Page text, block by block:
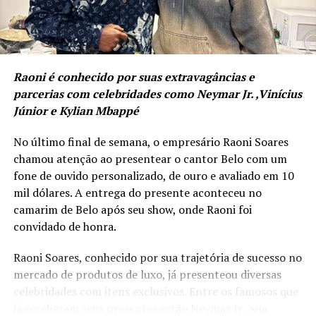
o Estado repensar a importância do protagonismo
feminino negro e popular na construção de uma
sociedade mais democrática”, afirma Nathê Ferreira.
Dessa forma, a composição do mural os rostos das duas
performance. Uma analogia direta ao empresário
moderno que entende que sua mente, seu corpo e seu
negócio precisam operar em sintonia e alto rendimento.
“Esta temporada colocará Balneário Camboriú em
um setor de destaque no turismo náutico do Brasil,
contribuindo diretamente para impulsionar a
economia local. O município se preparou para
ampliar o turismo de cruzeiros e oferecer uma
experiência turística de altíssima qualidade”,
afirmou o secretário de Turismo, Evandro Neiva.
Raoni é conhecido por suas extravagâncias e
parcerias com celebridades como Neymar Jr. ,Vinícius
Júnior e Kylian Mbappé
No último final de semana, o empresário Raoni Soares
chamou atenção ao presentear o cantor Belo com um
fone de ouvido personalizado, de ouro e avaliado em 10
mil dólares. A entrega do presente aconteceu no
camarim de Belo após seu show, onde Raoni foi
convidado de honra.
Raoni Soares, conhecido por sua trajetória de sucesso no
mercado de produtos de luxo, já presenteou diversas
celebridades com itens exclusivos. Entre os famosos que